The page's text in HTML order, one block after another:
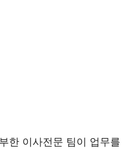
한 이사전문 팀이 업무를